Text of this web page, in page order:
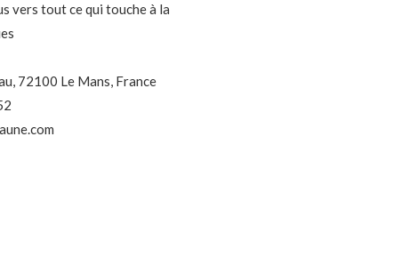
vers tout ce qui touche à la
72100 Le Mans, France